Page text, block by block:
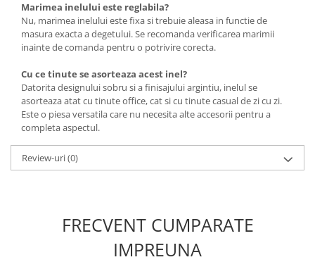
Marimea inelului este reglabila?
Nu, marimea inelului este fixa si trebuie aleasa in functie de
masura exacta a degetului. Se recomanda verificarea marimii
inainte de comanda pentru o potrivire corecta.
Cu ce tinute se asorteaza acest inel?
Datorita designului sobru si a finisajului argintiu, inelul se
asorteaza atat cu tinute office, cat si cu tinute casual de zi cu zi.
Este o piesa versatila care nu necesita alte accesorii pentru a
completa aspectul.
Review-uri(0)
FRECVENT CUMPARATE
IMPREUNA